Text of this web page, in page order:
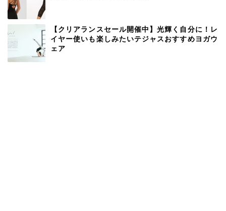
【クリアランスセール開催中】光輝く自分に！レ
イヤー使いも楽しみたいテジャスおすすめヨガウ
ェア